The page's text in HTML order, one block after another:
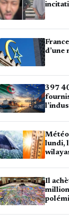
d’une
397
Météo
lundi,
Il